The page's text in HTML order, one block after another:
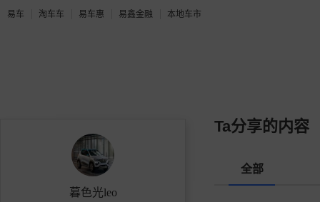
易车 淘车车 易车惠 易鑫金融 本地车市
暮色光leo
Ta分享的内容
全部